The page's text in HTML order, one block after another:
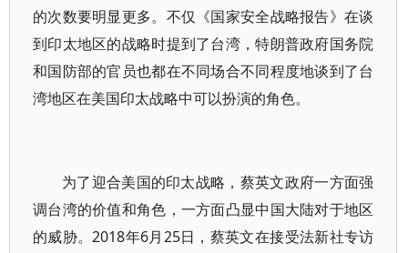
的次数要明显更多。不仅《国家安全战略报告》在谈
到印太地区的战略时提到了台湾，特朗普政府国务院
和国防部的官员也都在不同场合不同程度地谈到了台
湾地区在美国印太战略中可以扮演的角色。
为了迎合美国的印太战略，蔡英文政府一方面强
调台湾的价值和角色，一方面凸显中国大陆对于地区
的威胁。2018年6月25日，蔡英文在接受法新社专访